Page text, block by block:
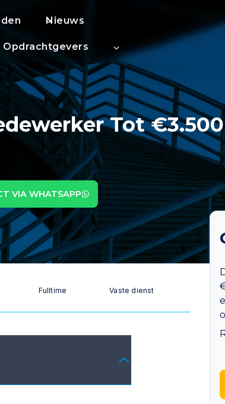
Nieuws
Opdrachtgevers
Tot
VIA WHATSAPP
Fulltime Vaste dienst